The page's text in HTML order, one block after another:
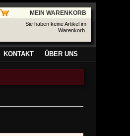
MEIN WARENKORB
Sie haben keine Artikel im
Warenkorb.
KONTAKT ÜBER UNS